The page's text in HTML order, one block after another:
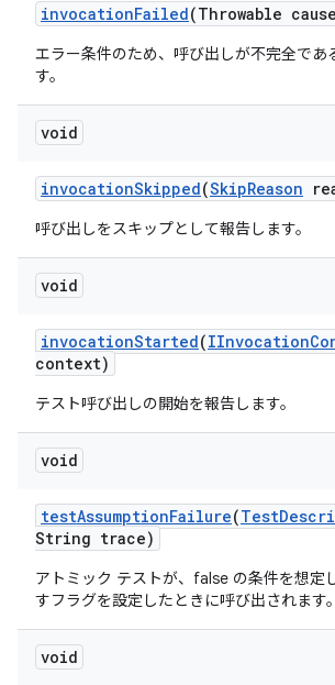
invocationFailed(Throwable
エラー条件のため、呼び出しが不完全であ
す。
void
invocationSkipped(SkipReason
呼び出しをスキップとして報告します。
void
invocationStarted(IInvocation
context)
テスト呼び出しの開始を報告します。
void
testAssumptionFailure(Test
String trace)
アトミック テストが、false の条件を想定
すフラグを設定したときに呼び出されます。
void